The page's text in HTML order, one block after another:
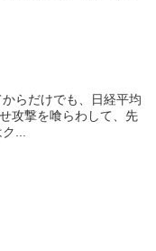
らだけでも、日経平均
攻撃を喰らわして、先
...